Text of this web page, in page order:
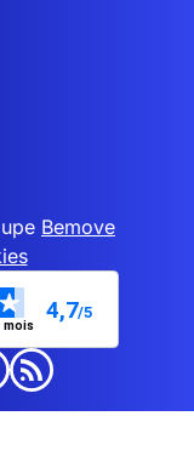
Bemove
mois
4,7/5